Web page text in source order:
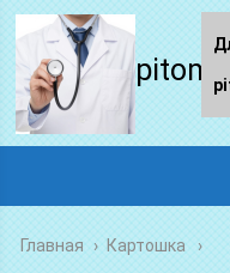
Главная › Картошка